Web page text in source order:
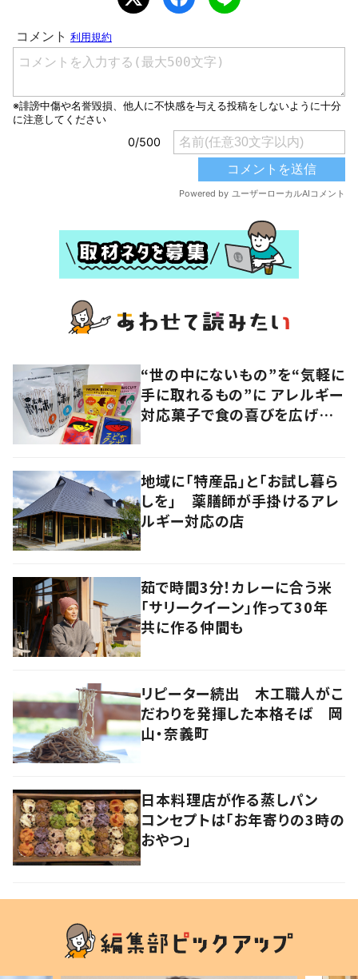
“世の中にないもの”を“気軽に
手に取れるもの”に アレルギー
対応菓子で食の喜びを広げる
地域に「特産品」と「お試し暮ら
しを」 薬膳師が手掛けるアレ
ルギー対応の店
茹で時間3分！カレーに合う米
「サリークイーン」作って30年
共に作る仲間も
リピーター続出 木工職人がこ
だわりを発揮した本格そば 岡
山・奈義町
日本料理店が作る蒸しパン
コンセプトは「お年寄りの3時の
おやつ」